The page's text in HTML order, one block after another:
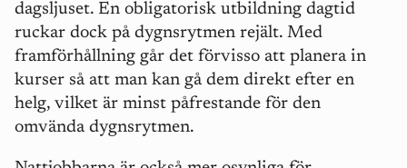
dagsljuset. En obligatorisk utbildning dagtid
ruckar dock på dygnsrytmen rejält. Med
framförhållning går det förvisso att planera in
kurser så att man kan gå dem direkt efter en
helg, vilket är minst påfrestande för den
omvända dygnsrytmen.